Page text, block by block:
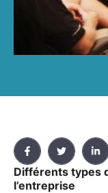
Différents types
l’entreprise